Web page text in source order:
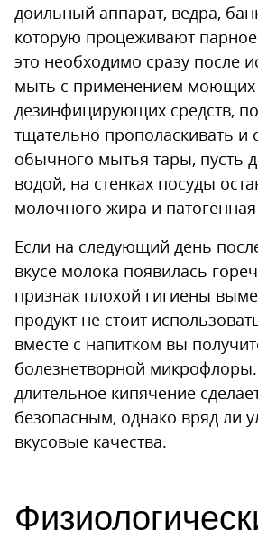
доильный аппарат, ведра,
которую процеживают
это необходимо сразу после
мыть с применением моющих
дезинфицирующих средств,
тщательно прополаскивать и
обычного мытья тары, пусть
водой, на стенках посуды
молочного жира и
Если на следующий день
вкусе молока появилась
признак плохой гигиены
продукт не стоит
вместе с напитком вы
болезнетворной
длительное кипячение
безопасным, однако вряд ли
вкусовые качества.